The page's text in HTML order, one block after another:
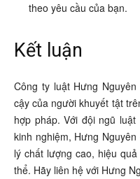
theo yêu cầu của bạn.
Kết luận
Công ty luật Hưng
cậy của người khuyết tật
hợp pháp. Với đội ngũ
kinh nghiệm, Hưng
lý chất lượng cao, hiệu
thể. Hãy liên hệ với Hưng